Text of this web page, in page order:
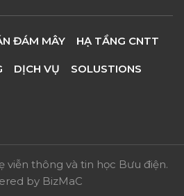
ĐÁM MÂY HẠ TẦNG CNTT
DỊCH VỤ SOLUSTIONS
viễn thông và tin học Bưu điện.
by BizMaC